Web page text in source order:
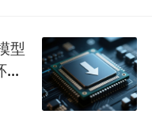
型